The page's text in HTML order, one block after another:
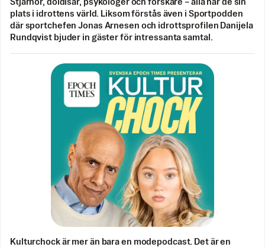
Stjärnor, doldisar, psykologer och forskare – alla har de sin
plats i idrottens värld. Liksom förstås även i Sportpodden
där sportchefen Jonas Arnesen och idrottsprofilen Danijela
Rundqvist bjuder in gäster för intressanta samtal.
Kulturchock är mer än bara en modepodcast. Det är en